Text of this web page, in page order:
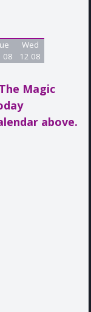
08
Wed
12 08
Magic
above.